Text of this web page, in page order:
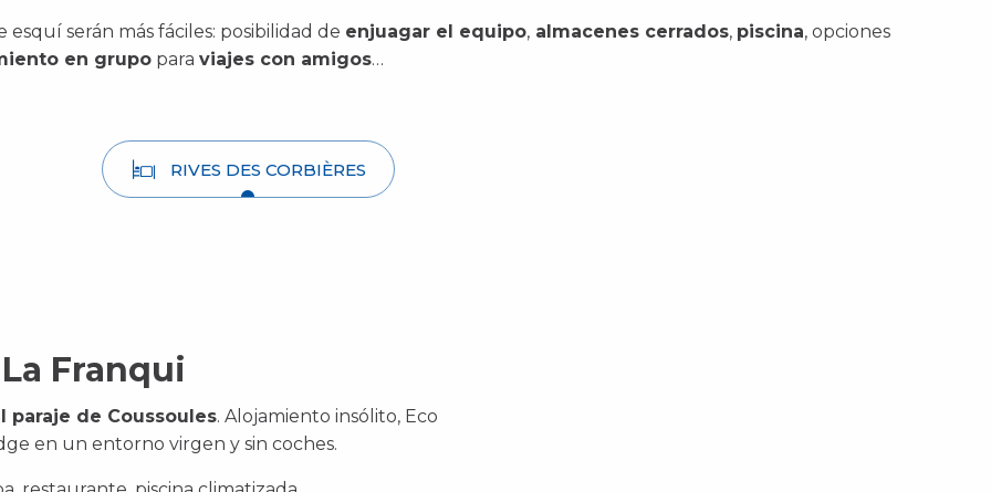
esquí serán más fáciles: posibilidad de enjuagar el equipo, almacenes cerrados, piscina, opciones
en grupo para viajes con amigos…
RIVES DES CORBIÈRES
Franqui
paraje de Coussoules. Alojamiento insólito, Eco
en un entorno virgen y sin coches.